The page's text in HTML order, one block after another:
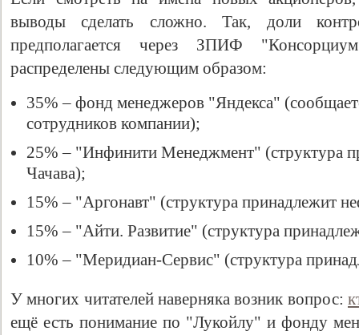
выводы сделать сложно. Так, доли
предполагается через ЗПИФ
распределены следующим образом:
35% – фонд менеджеров "Яндекса"
сотрудников компании);
25% – "Инфинити Менеджмент" (структура
Чачава);
15% – "Аргонавт" (структура принадлежит
15% – "Айти. Развитие" (структура
10% – "Меридиан-Сервис" (структура
У многих читателей наверняка возник вопрос:
ещё есть понимание по "Лукойлу" и фонду
Свидетельство